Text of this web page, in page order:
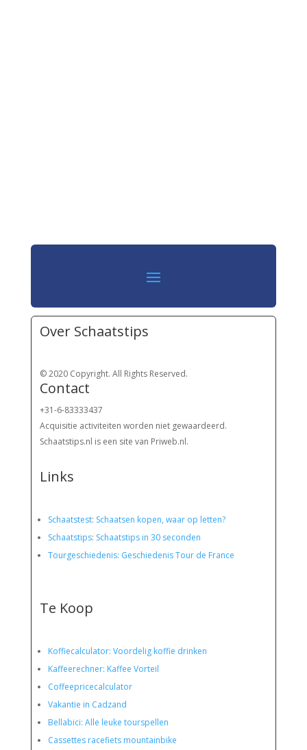
Over Schaatstips
© 2020 Copyright. All Rights Reserved.
Contact
+31-6-83333437
Acquisitie activiteiten worden niet gewaardeerd.
Schaatstips.nl is een site van Priweb.nl.
Links
Schaatstest: Schaatsen kopen, waar op letten?
Schaatstips: Schaatstips in 30 seconden
Tourgeschiedenis: Geschiedenis Tour de France
Te Koop
Koffiecalculator: Voordelig koffie drinken
Kaffeerechner: Kaffee Vorteil
Coffeepricecalculator
Vakantie in Cadzand
Bellabici: Alle leuke tourspellen
Cassettes racefiets mountainbike